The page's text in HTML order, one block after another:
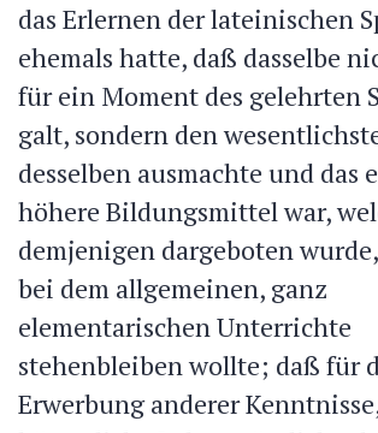
das Erlernen der lateinischen
ehemals hatte, daß dasselbe
für ein Moment des gelehrten
galt, sondern den
desselben ausmachte und das
höhere Bildungsmittel war,
demjenigen dargeboten
bei dem allgemeinen, ganz
elementarischen Unterrichte
stehenbleiben wollte; daß für
Erwerbung anderer